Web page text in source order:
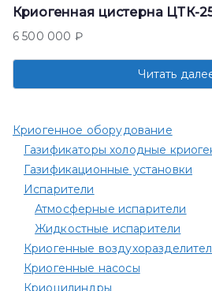
Криогенная цистерна ЦТК-
6 500 000 ₽
Читать
Криогенное оборудование
Газификаторы холодные
Газификационные установки
Испарители
Атмосферные испарители
Жидкостные испарители
Криогенные
Криогенные насосы
Криоцилиндры